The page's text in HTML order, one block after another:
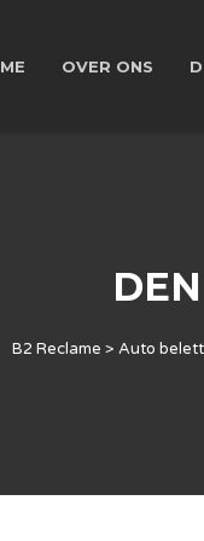
OVER ONS
B2 Reclame > Auto